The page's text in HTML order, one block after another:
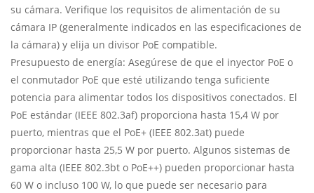
su cámara. Verifique los requisitos de alimentación de su
cámara IP (generalmente indicados en las especificaciones de
la cámara) y elija un divisor PoE compatible.
Presupuesto de energía: Asegúrese de que el inyector PoE o
el conmutador PoE que esté utilizando tenga suficiente
potencia para alimentar todos los dispositivos conectados. El
PoE estándar (IEEE 802.3af) proporciona hasta 15,4 W por
puerto, mientras que el PoE+ (IEEE 802.3at) puede
proporcionar hasta 25,5 W por puerto. Algunos sistemas de
gama alta (IEEE 802.3bt o PoE++) pueden proporcionar hasta
60 W o incluso 100 W, lo que puede ser necesario para